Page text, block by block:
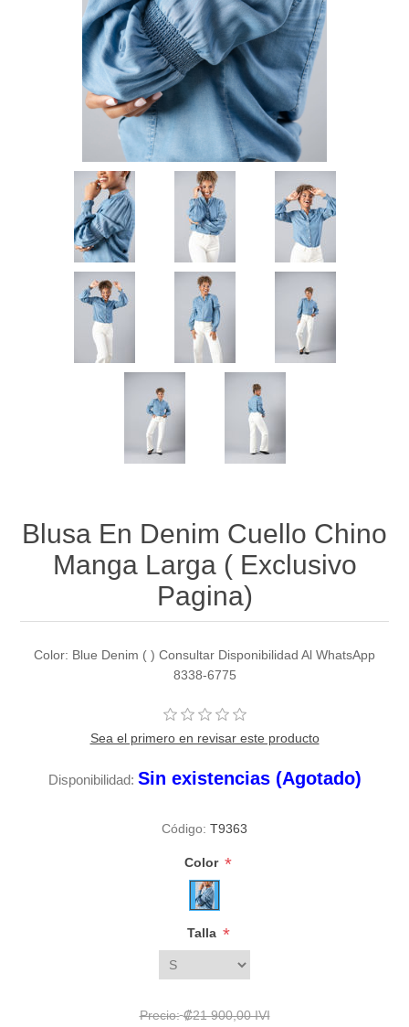
Blusa En Denim Cuello Chino
Manga Larga ( Exclusivo
Pagina)
Color: Blue Denim ( ) Consultar Disponibilidad Al WhatsApp
8338-6775
Sea el primero en revisar este producto
Disponibilidad: Sin existencias (Agotado)
Código: T9363
Color *
Talla *
Precio: ₡21 900,00 IVI